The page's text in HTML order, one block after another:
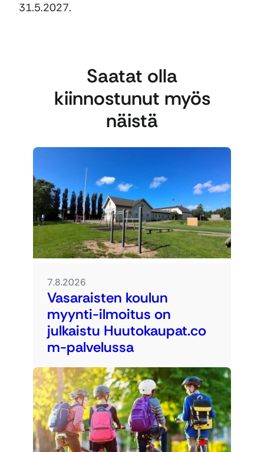
31.5.2027.
Saatat olla
kiinnostunut myös
näistä
7.8.2026
Vasaraisten koulun
myynti-ilmoitus on
julkaistu Huutokaupat.co
m-palvelussa